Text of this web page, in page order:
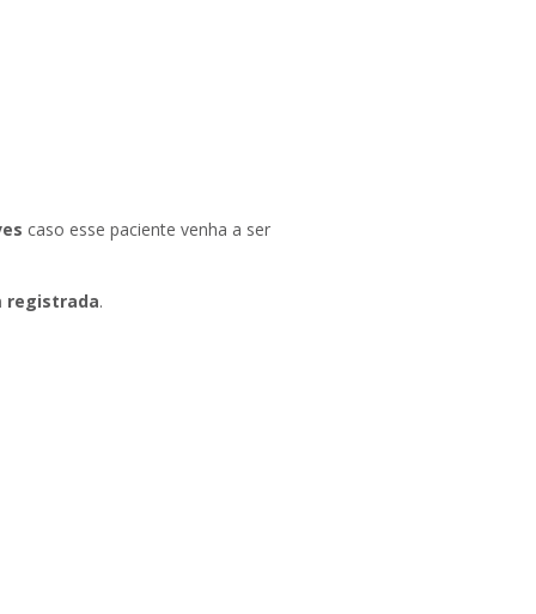
caso esse paciente venha a ser
registrada.